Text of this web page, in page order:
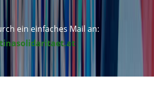
ein einfaches Mail an: